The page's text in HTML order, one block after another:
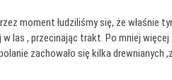
moment łudziliśmy się, że właśnie
las , przecinając trakt. Po mniej
zachowało się kilka drewnianych